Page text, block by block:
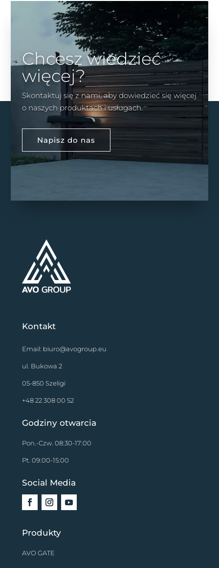
Chcesz wiedzieć
więcej?
Skontaktuj się z nami, aby dowiedzieć się więcej
o naszych produktach i usługach.
Napisz do nas
Kontakt
Email: biuro@avogroup.eu
ul. Bukowa 2
05-850 Szeligi
+48 22 308 00 52
Godziny otwarcia
Pon.-Czw. 08:30-17:00
Pt. 09:00-15:00
Social Media
Produkty
AVO GATE